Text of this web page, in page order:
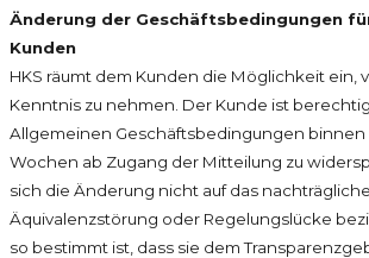
Änderung der Geschäftsbedingungen
Kunden
HKS räumt dem Kunden die Möglichkeit ein,
Kenntnis zu nehmen. Der Kunde ist
Allgemeinen Geschäftsbedingungen binnen
Wochen ab Zugang der Mitteilung zu
sich die Änderung nicht auf das
Äquivalenzstörung oder Regelungslücke
so bestimmt ist, dass sie dem